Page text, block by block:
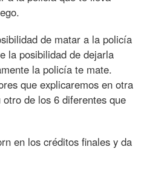
de matar a la policía
la posibilidad de dejarla
la policía te mate.
que explicaremos en otra
de los 6 diferentes que
en los créditos finales y da